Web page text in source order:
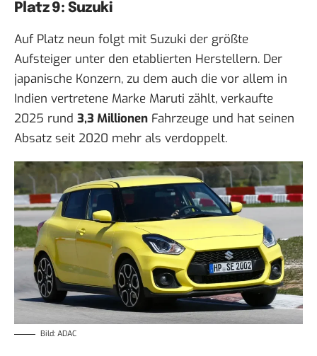
Platz 9: Suzuki
Auf Platz neun folgt mit Suzuki der größte
Aufsteiger unter den etablierten Herstellern. Der
japanische Konzern, zu dem auch die vor allem in
Indien vertretene Marke Maruti zählt, verkaufte
2025 rund 3,3 Millionen Fahrzeuge und hat seinen
Absatz seit 2020 mehr als verdoppelt.
Bild: ADAC